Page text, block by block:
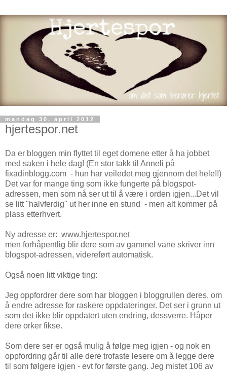
mandag 30. april 2012
hjertespor.net
Da er bloggen min flyttet til eget domene etter å ha jobbet
med saken i hele dag! (En stor takk til Anneli på
fixadinblogg.com - hun har veiledet meg gjennom det hele!!)
Det var for mange ting som ikke fungerte på blogspot-
adressen, men som nå ser ut til å være i orden igjen...Det vil
se litt "halvferdig" ut her inne en stund - men alt kommer på
plass etterhvert.
Ny adresse er: www.hjertespor.net
men forhåpentlig blir dere som av gammel vane skriver inn
blogspot-adressen, videreført automatisk.
Også noen litt viktige ting:
Jeg oppfordrer dere som har bloggen i bloggrullen deres, om
å endre adresse for raskere oppdateringer. Det ser i grunn ut
som det ikke blir oppdatert uten endring, dessverre. Håper
dere orker fikse.
Som dere ser er også mulig å følge meg igjen - og nok en
oppfordring går til alle dere trofaste lesere om å legge dere
til som følgere igjen - evt for første gang. Jeg mistet 106 av